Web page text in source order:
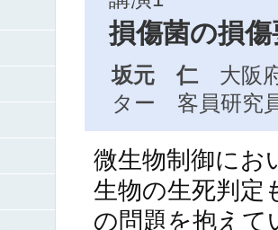
損傷菌の損
坂元 仁大阪府
ター 客員研究
微生物制御にお
生物の生死判定
の問題を抱えて